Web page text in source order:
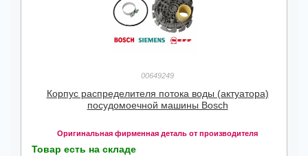
00649249
Корпус распределителя потока воды (актуатора)
посудомоечной машины Bosch
Оригинальная фирменная деталь от производителя
Товар есть на складе